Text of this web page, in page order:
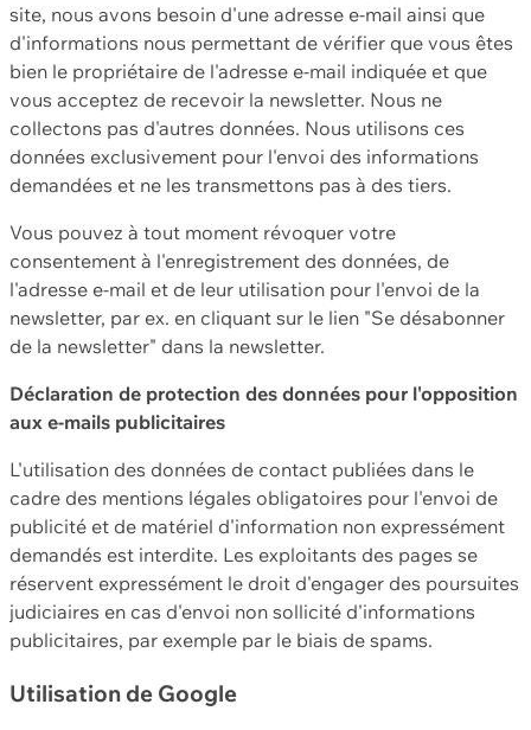
site, nous avons besoin d'une adresse e-mail ainsi que
d'informations nous permettant de vérifier que vous êtes
bien le propriétaire de l'adresse e-mail indiquée et que
vous acceptez de recevoir la newsletter. Nous ne
collectons pas d'autres données. Nous utilisons ces
données exclusivement pour l'envoi des informations
demandées et ne les transmettons pas à des tiers.
Vous pouvez à tout moment révoquer votre
consentement à l'enregistrement des données, de
l'adresse e-mail et de leur utilisation pour l'envoi de la
newsletter, par ex. en cliquant sur le lien "Se désabonner
de la newsletter" dans la newsletter.
Déclaration de protection des données pour l'opposition
aux e-mails publicitaires
L'utilisation des données de contact publiées dans le
cadre des mentions légales obligatoires pour l'envoi de
publicité et de matériel d'information non expressément
demandés est interdite. Les exploitants des pages se
réservent expressément le droit d'engager des poursuites
judiciaires en cas d'envoi non sollicité d'informations
publicitaires, par exemple par le biais de spams.
Utilisation de Google